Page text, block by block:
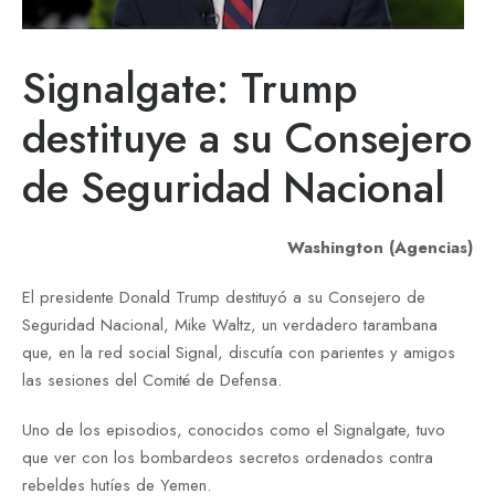
Signalgate: Trump
destituye a su Consejero
de Seguridad Nacional
Washington (Agencias)
El presidente Donald Trump destituyó a su Consejero de
Seguridad Nacional, Mike Waltz, un verdadero tarambana
que, en la red social Signal, discutía con parientes y amigos
las sesiones del Comité de Defensa.
Uno de los episodios, conocidos como el Signalgate, tuvo
que ver con los bombardeos secretos ordenados contra
rebeldes hutíes de Yemen.